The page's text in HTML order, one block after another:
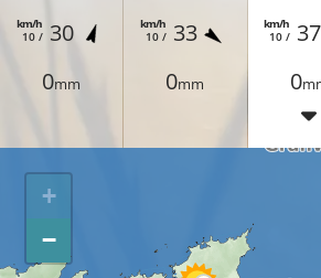
10 /
km/h 30
0mm
10 /
km/h 33
0mm
10 /
km/h 37
0
+
−